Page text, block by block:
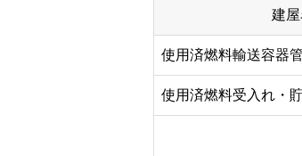
建屋
使用済燃料輸送容器
使用済燃料受入れ・